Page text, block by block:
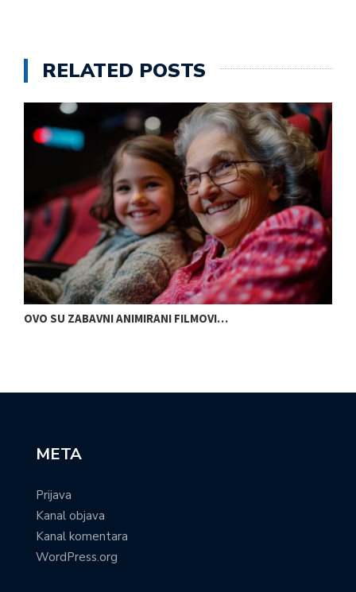
RELATED POSTS
OVO SU ZABAVNI ANIMIRANI FILMOVI…
META
Prijava
Kanal objava
Kanal komentara
WordPress.org